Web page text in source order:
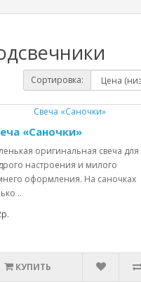
Сортировка:
«Саночки»
оригинальная свеча для
настроения и милого
оформления. На саночках
..
КУПИТЬ